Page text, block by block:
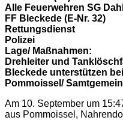
Alle Feuerwehren SG
FF Bleckede (E-Nr. 32)
Rettungsdienst
Polizei
Lage/ Maßnahmen:
Drehleiter und
Bleckede unterstützen
Pommoissel/
Am 10. September um
aus Pommoissel,